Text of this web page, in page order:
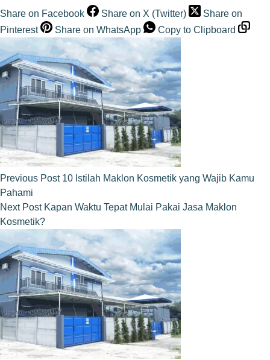
Share on Facebook Share on X (Twitter)
Share on
Pinterest
Share on WhatsApp Copy to Clipboard
Previous Post 10 Istilah Maklon Kosmetik yang Wajib Kamu
Pahami
Next Post Kapan Waktu Tepat Mulai Pakai Jasa Maklon
Kosmetik?